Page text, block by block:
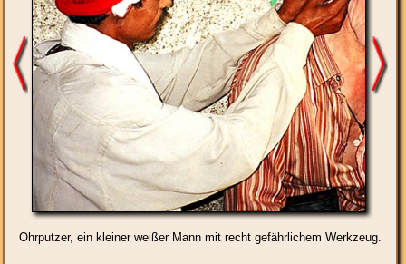
Ohrputzer, ein kleiner weißer Mann mit recht gefährlichem Werkzeug.